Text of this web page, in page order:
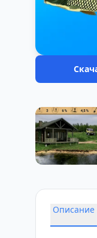
Описание